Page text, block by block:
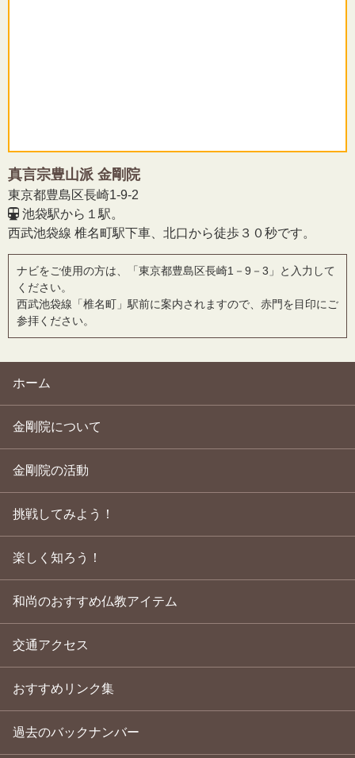
真言宗豊山派 金剛院
東京都豊島区長崎1-9-2
池袋駅から１駅。
西武池袋線 椎名町駅下車、北口から徒歩３０秒です。
ナビをご使用の方は、「東京都豊島区長崎1－9－3」と入力して
ください。
西武池袋線「椎名町」駅前に案内されますので、赤門を目印にご
参拝ください。
ホーム
金剛院について
金剛院の活動
挑戦してみよう！
楽しく知ろう！
和尚のおすすめ仏教アイテム
交通アクセス
おすすめリンク集
過去のバックナンバー